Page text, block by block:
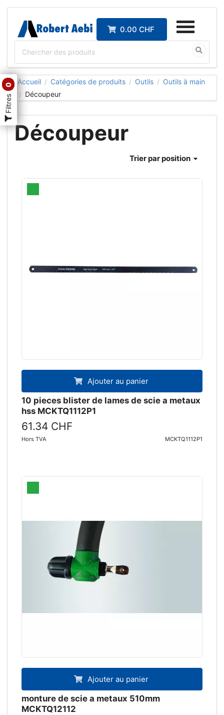
0.00 CHF
Accueil / Catégories de produits / Outils / Outils à main
/ Découpeur
Découpeur
Filtres
0
Trierpar position
Ajouter au panier
10 pieces blister de lames de scie a metaux
hss MCKTQ1112P1
61.34 CHF
Hors TVA MCKTQ1112P1
Ajouter au panier
monture de scie a metaux 510mm
MCKTQ12112